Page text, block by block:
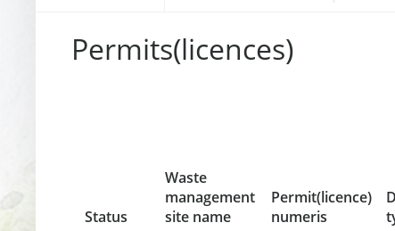
Permits(licences)
Status
Waste
management
site name
Permit(licence)
numeris